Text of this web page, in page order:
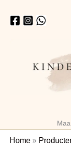
naar
Home »